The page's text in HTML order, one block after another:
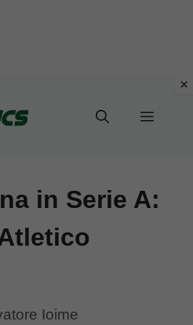
Menu
in Serie A:
Ioime